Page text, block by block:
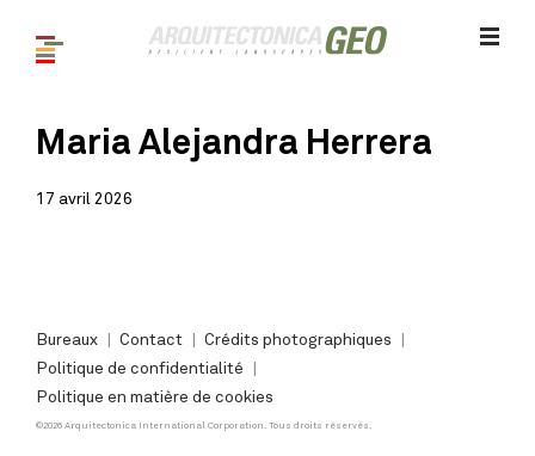
Maria Alejandra Herrera
17 avril 2026
Bureaux Contact
Crédits photographiques
Politique de confidentialité
Politique en matière de cookies
©2026 Arquitectonica International Corporation. Tous droits réservés.